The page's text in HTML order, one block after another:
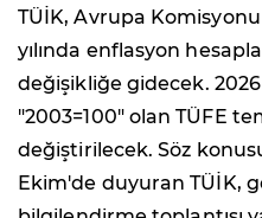
TÜİK, Avrupa
yılında enflasyon
değişikliğe gidecek.
"2003=100" olan TÜFE
değiştirilecek. Söz
Ekim'de duyuran TÜİK,